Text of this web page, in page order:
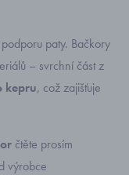
paty. Bačkory
– svrchní část z
kepru, což zajišťuje
čtěte prosím
výrobce